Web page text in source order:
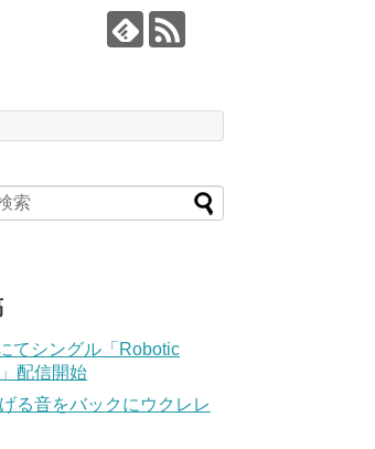
てシングル「Robotic
配信開始
る音をバックにウクレレ